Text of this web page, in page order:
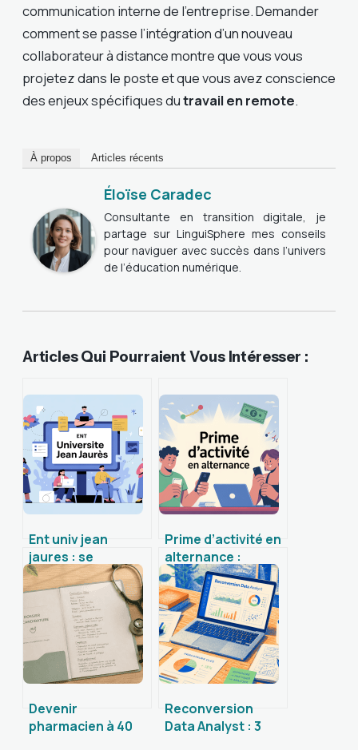
communication interne de l’entreprise. Demander
comment se passe l’intégration d’un nouveau
collaborateur à distance montre que vous vous
projetez dans le poste et que vous avez conscience
des enjeux spécifiques dutravail en remote.
À propos Articles récents
Éloïse Caradec
Consultante en transition digitale, je
partage sur LinguiSphere mes conseils
pour naviguer avec succès dans l’univers
de l’éducation numérique.
Articles Qui Pourraient Vous Intéresser :
Ent univ jean
jaures : se
connecter, utiliser
et résoudre les
problèmes
Prime d’activité en
alternance :
conditions, calcul
et démarches à
connaître
Devenir
pharmacien à 40
Reconversion
Data Analyst : 3